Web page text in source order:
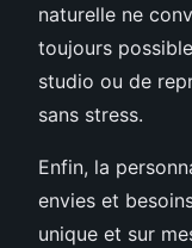
naturelle ne
toujours
studio ou de
sans stress.
Enfin, la
envies et
unique et sur